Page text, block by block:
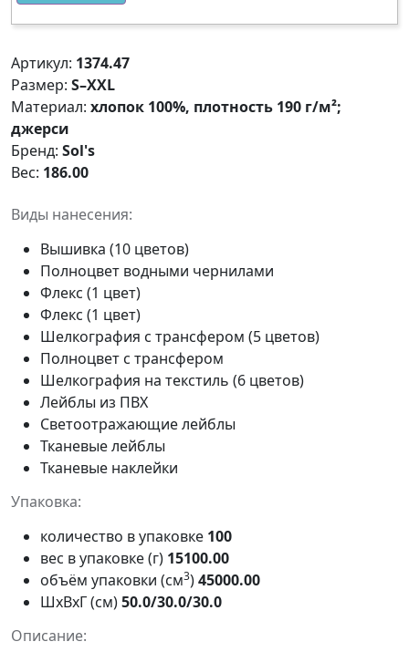
Артикул: 1374.47
Размер: S–XXL
Материал: хлопок 100%, плотность 190 г/м²;
джерси
Бренд: Sol's
Вес: 186.00
Виды нанесения:
Вышивка (10 цветов)
Полноцвет водными чернилами
Флекс (1 цвет)
Флекс (1 цвет)
Шелкография с трансфером (5 цветов)
Полноцвет с трансфером
Шелкография на текстиль (6 цветов)
Лейблы из ПВХ
Светоотражающие лейблы
Тканевые лейблы
Тканевые наклейки
Упаковка:
количество в упаковке 100
вес в упаковке (г) 15100.00
объём упаковки (см3)45000.00
ШxВxГ (см)50.0/30.0/30.0
Описание: